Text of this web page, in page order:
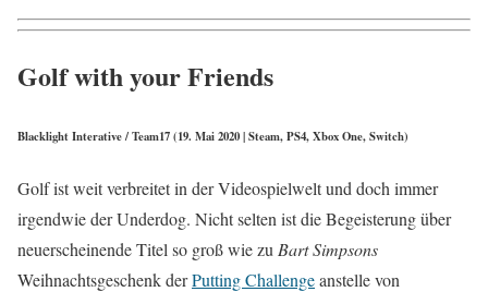
Golf with your Friends
Blacklight Interative / Team17 (19. Mai 2020 | Steam, PS4, Xbox One, Switch)
Golf ist weit verbreitet in der Videospielwelt und doch immer
irgendwie der Underdog. Nicht selten ist die Begeisterung über
neuerscheinende Titel so groß wie zu Bart Simpsons
Weihnachtsgeschenk derPutting Challengeanstelle von